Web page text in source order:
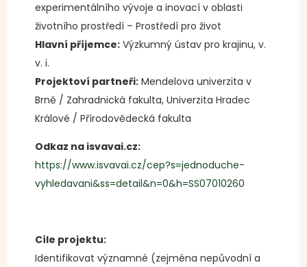
experimentálního vývoje a inovací v oblasti
životního prostředí – Prostředí pro život
Hlavní příjemce: Výzkumný ústav pro krajinu, v.
v. i.
Projektoví partneři: Mendelova univerzita v
Brně / Zahradnická fakulta, Univerzita Hradec
Králové / Přírodovědecká fakulta
Odkaz na isvavai.cz:
https://www.isvavai.cz/cep?s=jednoduche-
vyhledavani&ss=detail&n=0&h=SS07010260
Cíle projektu:
Identifikovat významné (zejména nepůvodní a